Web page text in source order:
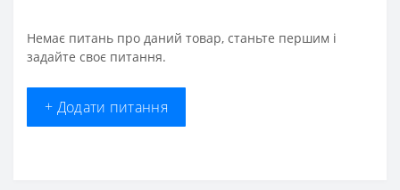
Немає питань про даний товар, станьте першим і
задайте своє питання.
+ Додати питання